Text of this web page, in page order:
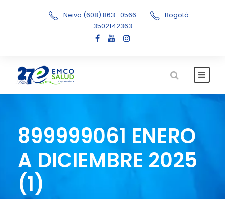
Neiva (608) 863- 0566
Bogotá
3502142363
899999061 ENERO
A DICIEMBRE 2025
(1)